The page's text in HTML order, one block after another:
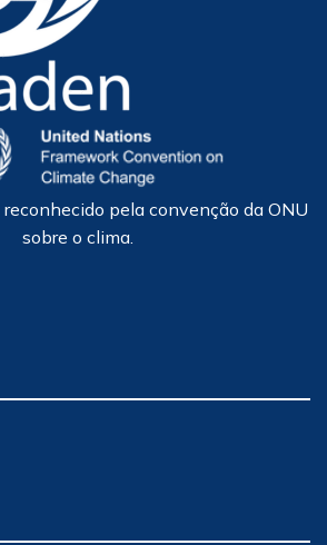
reconhecido pela convenção da ONU
sobre o clima.